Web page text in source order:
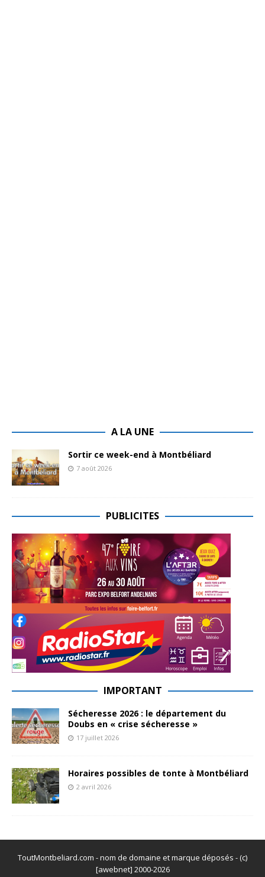
A LA UNE
Sortir ce week-end à Montbéliard
7 août 2026
PUBLICITES
IMPORTANT
Sécheresse 2026 : le département du
Doubs en « crise sécheresse »
17 juillet 2026
Horaires possibles de tonte à Montbéliard
2 avril 2026
ToutMontbeliard.com - nom de domaine et marque déposés - (c)
[awebnet] 2000-2026